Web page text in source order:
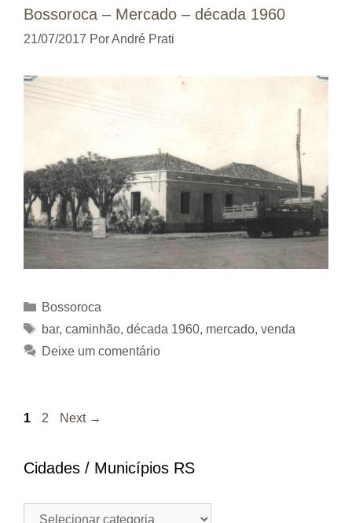
Bossoroca – Mercado – década 1960
21/07/2017 PorAndré Prati
Categorias
Bossoroca
Tags
bar, caminhão, década 1960, mercado, venda
Deixe um comentário
Page
1 Page
2 Next →
Cidades / Municípios RS
Cidades